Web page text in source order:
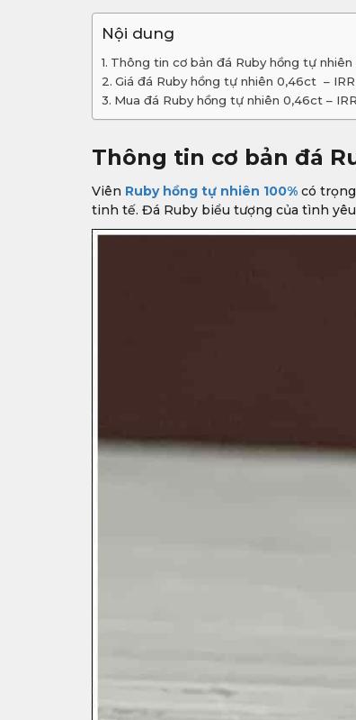
Nội dung
Thông tin cơ bản đá Ruby hồng tự
Giá đá Ruby hồng tự nhiên 0,46ct –
Mua đá Ruby hồng tự nhiên 0,46ct –
Thông tin cơ bản đá
Viên Ruby hồng tự nhiên 100% có
tinh tế. Đá Ruby biểu tượng của tình